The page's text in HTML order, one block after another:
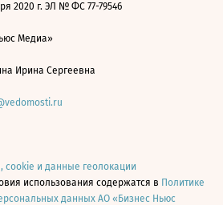
2020 г. ЭЛ № ФС 77-79546
Медиа»
Ирина Сергеевна
cookie и данные геолокации
использования содержатся в Политике
данных АО «Бизнес Ньюс